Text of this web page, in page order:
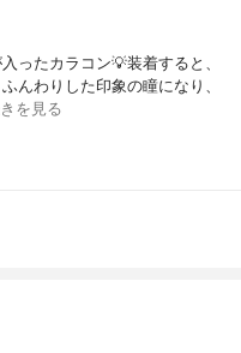
ったカラコン💡装着すると、
んわりした印象の瞳になり、
を見る